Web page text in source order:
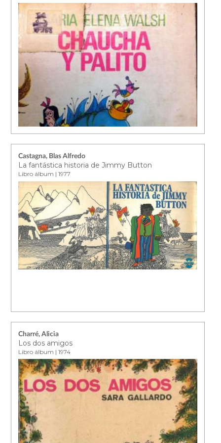
Castagna, Blas Alfredo
La fantástica historia de Jimmy Button
Libro álbum | 1977
Charré, Alicia
Los dos amigos
Libro álbum | 1974